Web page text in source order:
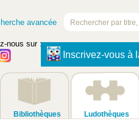
avancée
nous sur :
Inscrivez-vous à
Bibliothèques Ludothèques